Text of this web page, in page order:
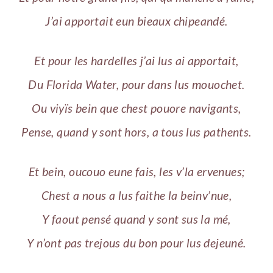
J’ai apportait eun bieaux chipeandé.
Et pour les hardelles j’ai lus ai apportait,
Du Florida Water, pour dans lus mouochet.
Ou viyïs bein que chest pouore navigants,
Pense, quand y sont hors, a tous lus pathents.
Et bein, oucouo eune fais, les v’la ervenues;
Chest a nous a lus faithe la beinv’nue,
Y faout pensé quand y sont sus la mé,
Y n’ont pas trejous du bon pour lus dejeuné.